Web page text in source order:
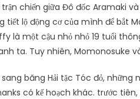
chiến giữa Đô đốc Aramaki
lộ động cơ của mình để bắt
là một cậu nhỏ nhỏ 19 tuổi
ta. Tuy nhiên, Momonosuke
băng Hải tặc Tóc đỏ, những
có kế hoạch khác. trước